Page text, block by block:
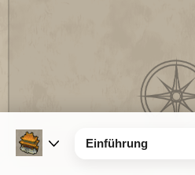
Einführung